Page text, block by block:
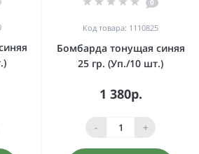
0
Код товара: 1110825
Бомбарда тонущая синяя
25 гр. (Уп./10 шт.)
1 380р.
- +